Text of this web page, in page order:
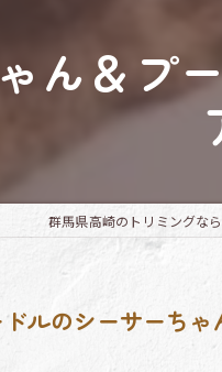
ん＆プ
群馬県高崎のトリミングな
ルのシーサーち